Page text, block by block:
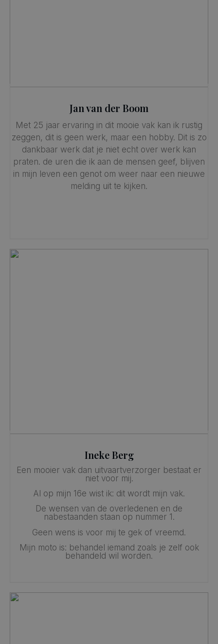
Jan van der Boom
Met 25 jaar ervaring in dit mooie vak kan ik rustig
zeggen, dit is geen werk, maar een hobby. Dit is zo
dankbaar werk dat je niet echt over werk kan
praten. de uren die ik aan de mensen geef, blijven
in mijn leven een genot om weer naar een nieuwe
melding uit te kijken.
Ineke Berg
Een mooier vak dan uitvaartverzorger bestaat er
niet voor mij.
Al op mijn 16e wist ik: dit wordt mijn vak.
De wensen van de overledenen en de
nabestaanden staan op nummer 1.
Geen wens is voor mij te gek of vreemd.
Mijn moto is: behandel iemand zoals je zelf ook
behandeld wil worden.